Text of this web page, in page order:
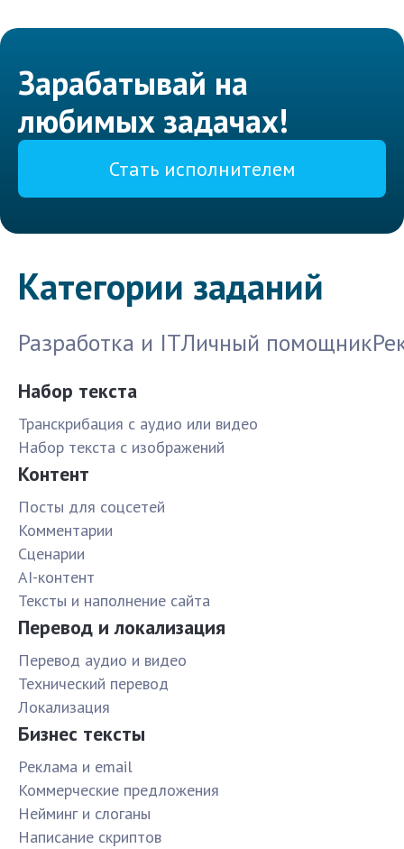
Зарабатывай на
любимых задачах!
Стать исполнителем
Категории заданий
Разработка и ITЛичный помощник
Набор текста
Транскрибация с аудио или видео
Набор текста с изображений
Контент
Посты для соцсетей
Комментарии
Сценарии
AI-контент
Тексты и наполнение сайта
Перевод и локализация
Перевод аудио и видео
Технический перевод
Локализация
Бизнес тексты
Реклама и email
Коммерческие предложения
Нейминг и слоганы
Написание скриптов